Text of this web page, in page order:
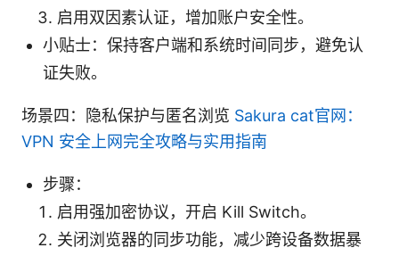
启用双因素认证，增加账户安全性。
小贴士：保持客户端和系统时间同步，避免认
证失败。
场景四：隐私保护与匿名浏览 Sakura cat官网：
VPN 安全上网完全攻略与实用指南
步骤：
启用强加密协议，开启 Kill Switch。
关闭浏览器的同步功能，减少跨设备数据暴